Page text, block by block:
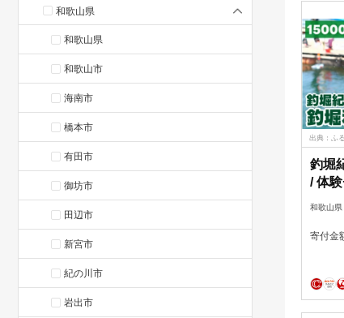
和歌山県
和歌山県
和歌山市
海南市
橋本市
有田市
御坊市
田辺市
新宮市
紀の川市
岩出市
出典：ふ
釣堀
/ 体
堀 釣
和歌山
寄付金